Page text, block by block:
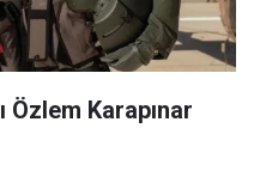
Özlem Karapınar